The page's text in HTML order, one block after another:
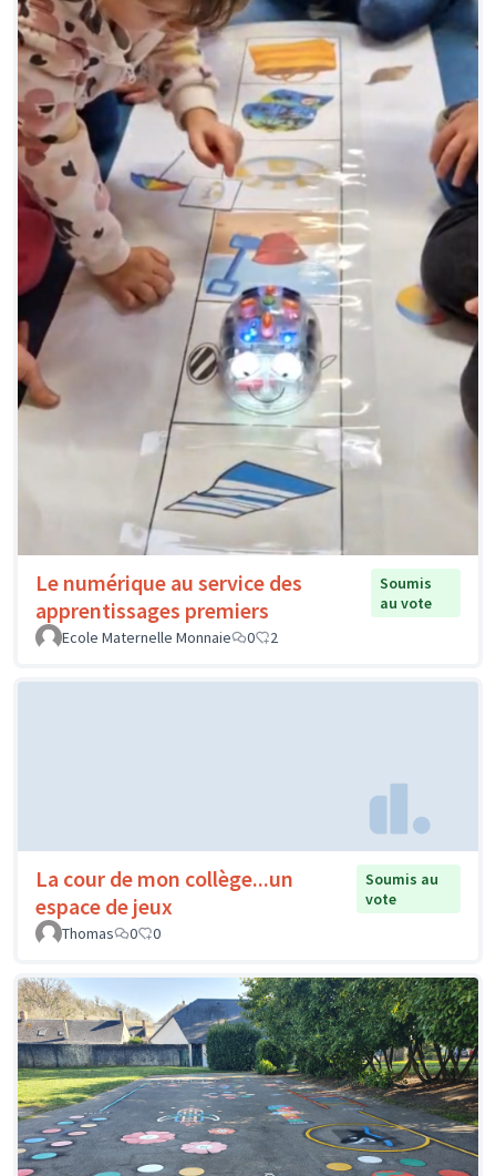
Le numérique au service des
apprentissages premiers
Soumis
au vote
Ecole Maternelle Monnaie
0 2
La cour de mon collège...un
espace de jeux
Soumis au
vote
Thomas
0 0